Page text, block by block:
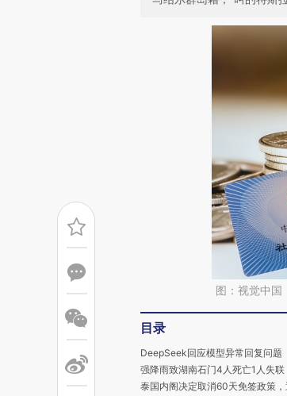
图：视觉中国
目录
DeepSeek回应模型异常回复问题
强降雨致湖南石门4人死亡1人失联